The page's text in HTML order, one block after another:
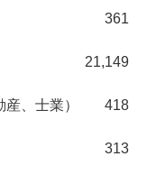
361
21,149
、士業） 418
313